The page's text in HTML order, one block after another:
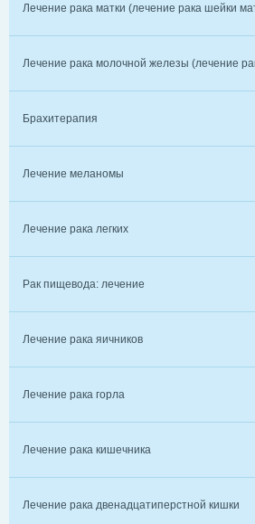
Лечение рака матки (лечение рака шейки
Лечение рака молочной железы (лечение
Брахитерапия
Лечение меланомы
Лечение рака легких
Рак пищевода: лечение
Лечение рака яичников
Лечение рака горла
Лечение рака кишечника
Лечение рака двенадцатиперстной кишки